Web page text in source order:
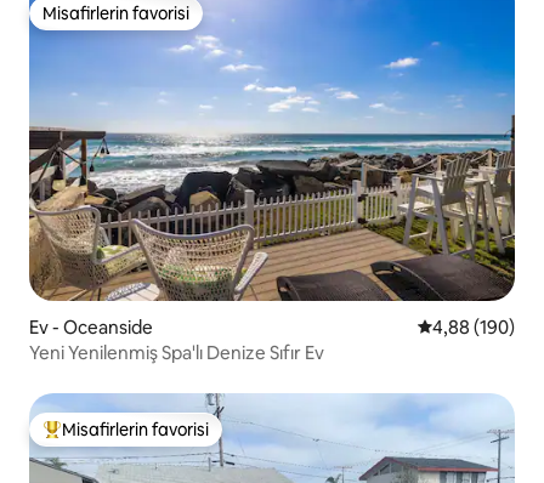
Misafirlerin favorisi
Misafirlerin favorisi
Ev - Oceanside 5 üzerinden
4,88 (190)
Yeni Yenilenmiş Spa'lı Denize Sıfır Ev
Misafirlerin favorilerinden en beğenilenler arasında
Misafirlerin favorisi